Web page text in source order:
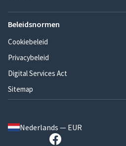
Beleidsnormen
Cookiebeleid
Privacybeleid
Digital Services Act
Sitemap
Nederlands — EUR